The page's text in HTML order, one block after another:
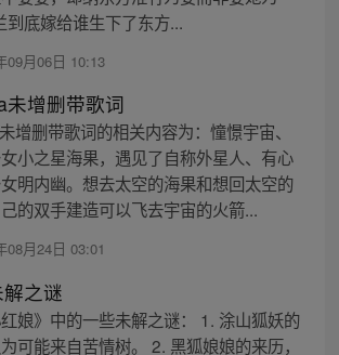
到底嫁给谁生下了东方...
09月06日 10:13
增删带歌词
增删带歌词的相关内容为：憧憬宇宙、
小之星海果，遇见了自称外星人、有心
明内幽。想去太空的海果和想回太空的
的双手建造可以飞去宇宙的火箭...
08月24日 03:01
之谜
娘》中的一些未解之谜： 1. 涂山狐妖的
可能来自苦情树。 2. 黑狐娘娘的来历，